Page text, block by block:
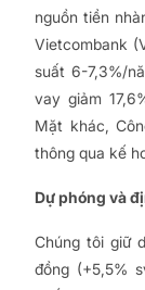
nguồn tiền
Vietcombank
suất 6-7,3%/
vay giảm
Mặt khác,
thông qua kế
Dự phóng và
Chúng tôi giữ
đồng (+5,5%